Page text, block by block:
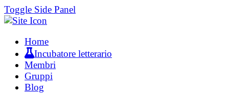
Toggle Side Panel
Home
Incubatore letterario
Membri
Gruppi
Blog